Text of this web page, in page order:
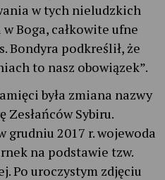
w tych nieludzkich
Boga, całkowite ufne
Bondyra podkreślił, że
to nasz obowiązek”.
była zmiana nazwy
Zesłańców Sybiru.
grudniu 2017 r. wojewoda
na podstawie tzw.
Po uroczystym zdjęciu